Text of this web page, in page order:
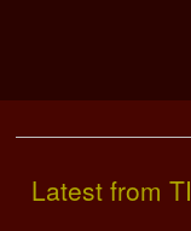
Latest from